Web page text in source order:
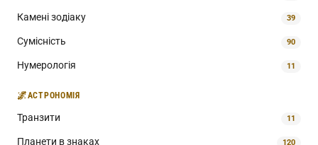
Камені зодіаку 39
Сумісність 90
Нумерологія 11
🌌АСТРОНОМІЯ
Транзити 11
Планети в знаках 120